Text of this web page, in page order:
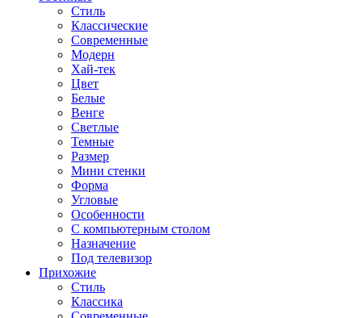
Стиль
Классические
Современные
Модерн
Хай-тек
Цвет
Белые
Венге
Светлые
Темные
Размер
Мини стенки
Форма
Угловые
Особенности
С компьютерным столом
Назначение
Под телевизор
Прихожие
Стиль
Классика